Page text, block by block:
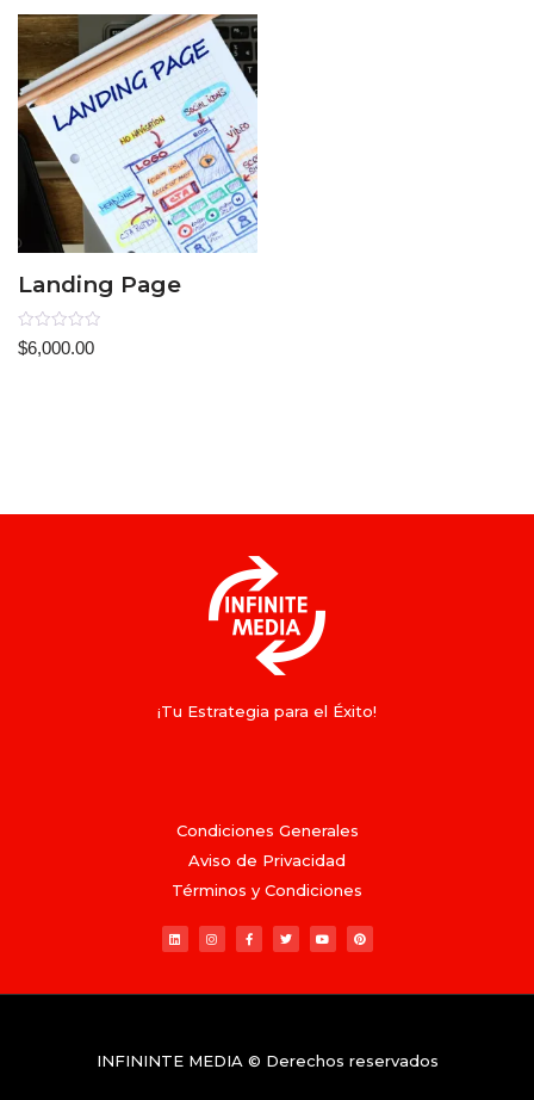
Landing Page
Rated
0
$6,000.00
¡Tu Estrategia para el Éxito!
Condiciones Generales
Aviso de Privacidad
Términos y Condiciones
INFININTE MEDIA © Derechos reservados